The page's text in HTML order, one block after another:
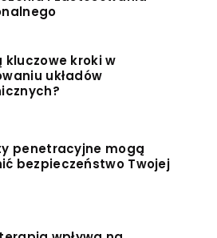
kluczowe kroki w
układów
penetracyjne mogą
bezpieczeństwo Twojej